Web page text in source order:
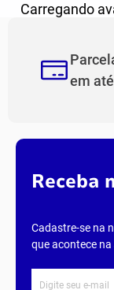
Carregando
em até
Receba
Cadastre-se na
que acontece na